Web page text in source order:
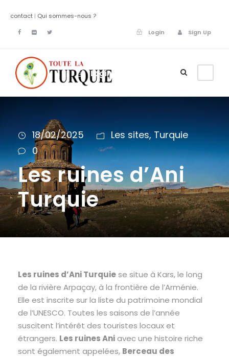
contact | Qui sommes-nous ?
Login
Sign Up
Login
18/02/2025 Les sites, Turquie
0
Les ruines d’Ani
Turquie
Les ruines d’Ani Turquiese situe à Kars, le long
de la rivière Arpaçay, à la frontière de l’Arménie.
Elle est inscrite sur la liste du patrimoine mondial
de l’UNESCO. Toutes les saisons de l’année
suscitent l’intérêt des touristes locaux et
étrangers. Les ruines Aniavec une histoire riche
sont également appelées, Berceau des